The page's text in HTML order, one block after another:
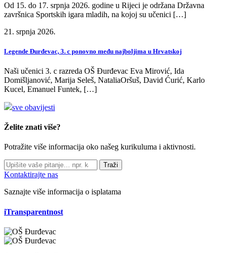
Od 15. do 17. srpnja 2026. godine u Rijeci je održana Državna
završnica Sportskih igara mladih, na kojoj su učenici […]
21. srpnja 2026.
Legende Đurđevac, 3. c ponovno među najboljima u Hrvatskoj
Naši učenici 3. c razreda OŠ Đurđevac Eva Mirović, Ida
Domišljanović, Marija Seleš, NataliaOršuš, David Ćurić, Karlo
Kucel, Emanuel Funtek, […]
sve obavijesti
Želite znati više?
Potražite više informacija oko našeg kurikuluma i aktivnosti.
Traži
Kontaktirajte nas
Saznajte više informacija o isplatama
iTransparentnost